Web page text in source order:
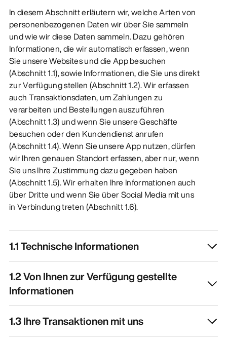
ENTDECKEN
In diesem Abschnitt erläutern wir, welche Arten von
personenbezogenen Daten wir über Sie sammeln
und wie wir diese Daten sammeln. Dazu gehören
Informationen, die wir automatisch erfassen, wenn
Sie unsere Websites und die App besuchen
(Abschnitt 1.1), sowie Informationen, die Sie uns direkt
zur Verfügung stellen (Abschnitt 1.2). Wir erfassen
auch Transaktionsdaten, um Zahlungen zu
verarbeiten und Bestellungen auszuführen
(Abschnitt 1.3) und wenn Sie unsere Geschäfte
besuchen oder den Kundendienst anrufen
(Abschnitt 1.4). Wenn Sie unsere App nutzen, dürfen
wir Ihren genauen Standort erfassen, aber nur, wenn
Sie uns Ihre Zustimmung dazu gegeben haben
(Abschnitt 1.5). Wir erhalten Ihre Informationen auch
über Dritte und wenn Sie über Social Media mit uns
in Verbindung treten (Abschnitt 1.6).
1.1 Technische Informationen
1.2 Von Ihnen zur Verfügung gestellte
Informationen
1.3 Ihre Transaktionen mit uns